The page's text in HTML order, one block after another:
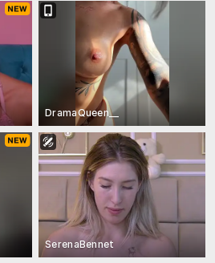
DramaQueen__
SerenaBennet